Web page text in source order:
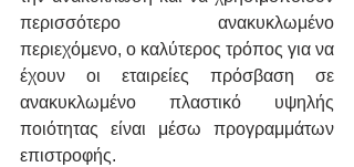
περισσότερο ανακυκλωμένο
περιεχόμενο, ο καλύτερος τρόπος για να
έχουν οι εταιρείες πρόσβαση σε
ανακυκλωμένο πλαστικό υψηλής
ποιότητας είναι μέσω προγραμμάτων
επιστροφής.